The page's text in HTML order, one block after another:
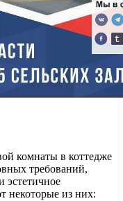
комнаты в коттедже
требований,
эстетичное
некоторые из них: